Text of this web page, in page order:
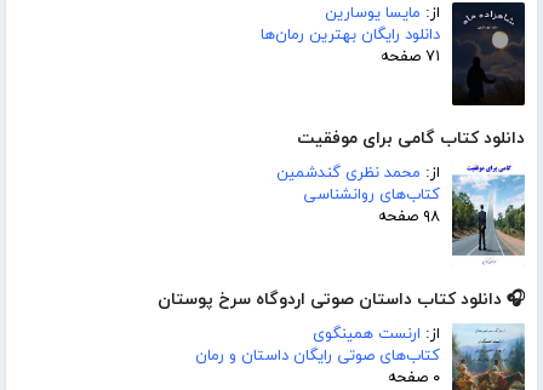
از: مایسا یوسارین
دانلود رایگان بهترین رمان‌ها
۷۱ صفحه
دانلود کتاب گامی برای موفقیت
از: محمد نظری گندشمین
کتاب‌های روانشناسی
۹۸ صفحه
🎧 دانلود کتاب داستان صوتی اردوگاه سرخ پوستان
از: ارنست همینگوی
کتاب‌های صوتی رایگان داستان و رمان
۰ صفحه